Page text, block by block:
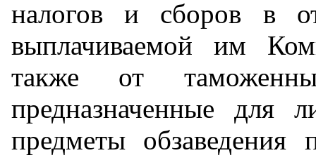
налогов и сборов в
выплачиваемой им
также от
предназначенные для
предметы обзаведения